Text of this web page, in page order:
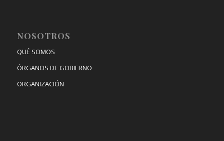
NOSOTROS
QUÉ SOMOS
ÓRGANOS DE GOBIERNO
ORGANIZACIÓN